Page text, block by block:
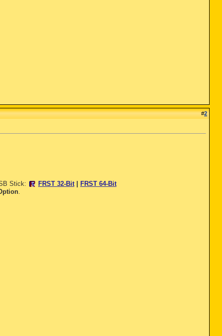
#2
Stick: FRST 32-Bit
FRST 64-Bit
.